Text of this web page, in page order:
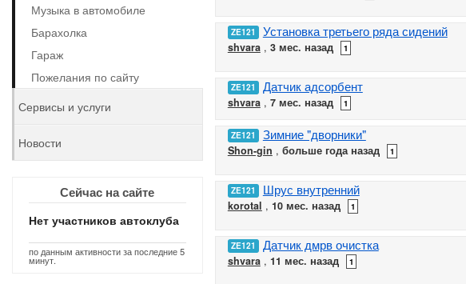
ZE121 Установка третьего ряда сидений
shvara, 3 мес. назад 1
ZE121 Датчик адсорбент
shvara, 7 мес. назад 1
ZE121 Зимние "дворники"
Shon-gin , больше года назад 1
ZE121 Шрус внутренний
korotal , 10 мес. назад 1
ZE121 Датчик дмрв очистка
shvara, 11 мес. назад 1
Музыка в автомобиле
Барахолка
Гараж
Пожелания по сайту
Сервисы и услуги
Новости
Сейчас на сайте
Нет участников автоклуба
по данным активности за последние 5
минут.